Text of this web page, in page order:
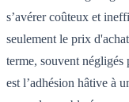
s’avérer coûteux et
seulement le prix
terme, souvent négligés
est l’adhésion hâtive à